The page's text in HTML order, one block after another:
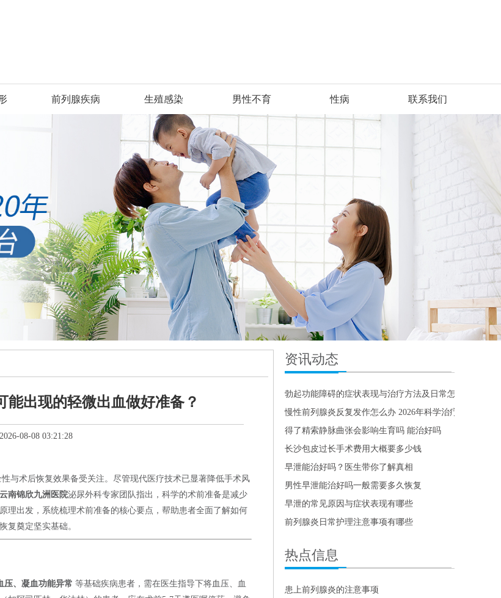
前列腺疾病 生殖感染 男性不育 性病 联系我们
能出现的轻微出血做好准备？
08-08 03:21:28
与术后恢复效果备受关注。尽管现代医疗技术已显著降低手术风
云南锦欣九洲医院泌尿外科专家团队指出，科学的术前准备是减少
理出发，系统梳理术前准备的核心要点，帮助患者全面了解如何
复奠定坚实基础。
压、凝血功能异常 等基础疾病患者，需在医生指导下将血压、血
资讯动态
勃起功能障碍的症状表现与治疗方法及日常怎么恢复
慢性前列腺炎反复发作怎么办 2026年科学治疗与日常护
得了精索静脉曲张会影响生育吗 能治好吗
长沙包皮过长手术费用大概要多少钱
早泄能治好吗？医生带你了解真相
男性早泄能治好吗一般需要多久恢复
早泄的常见原因与症状表现有哪些
前列腺炎日常护理注意事项有哪些
热点信息
患上前列腺炎的注意事项